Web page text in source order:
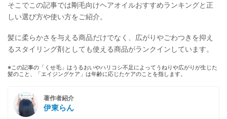
そこでこの記事では剛毛向けヘアオイルおすすめランキングと正
しい選び方や使い方をご紹介。
髪に柔らかさを与える商品だけでなく、広がりやごわつきを抑え
るスタイリング剤としても使える商品がランクインしています。
※この記事の「くせ毛」はうるおいやハリコシ不足によってうねりや広がりが生じた
髪のこと、「エイジングケア」は年齢に応じたケアのことを指します。
著作者紹介
伊東らん